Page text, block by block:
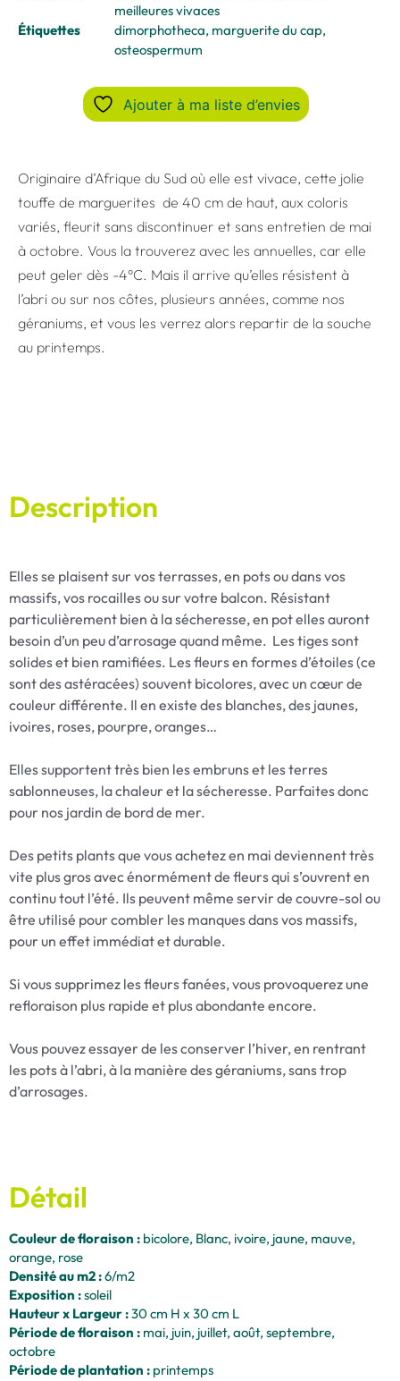
meilleures vivaces
Étiquettes
dimorphotheca, marguerite du cap,
osteospermum
Ajouter à ma liste d’envies
Originaire d’Afrique du Sud où elle est vivace, cette jolie
touffe de marguerites de 40 cm de haut, aux coloris
variés, fleurit sans discontinuer et sans entretien de mai
à octobre. Vous la trouverez avec les annuelles, car elle
peut geler dès -4°C. Mais il arrive qu’elles résistent à
l’abri ou sur nos côtes, plusieurs années, comme nos
géraniums, et vous les verrez alors repartir de la souche
au printemps.
Description
Elles se plaisent sur vos terrasses, en pots ou dans vos
massifs, vos rocailles ou sur votre balcon. Résistant
particulièrement bien à la sécheresse, en pot elles auront
besoin d’un peu d’arrosage quand même. Les tiges sont
solides et bien ramifiées. Les fleurs en formes d’étoiles (ce
sont des astéracées) souvent bicolores, avec un cœur de
couleur différente. Il en existe des blanches, des jaunes,
ivoires, roses, pourpre, oranges…
Elles supportent très bien les embruns et les terres
sablonneuses, la chaleur et la sécheresse. Parfaites donc
pour nos jardin de bord de mer.
Des petits plants que vous achetez en mai deviennent très
vite plus gros avec énormément de fleurs qui s’ouvrent en
continu tout l’été. Ils peuvent même servir de couvre-sol ou
être utilisé pour combler les manques dans vos massifs,
pour un effet immédiat et durable.
Si vous supprimez les fleurs fanées, vous provoquerez une
refloraison plus rapide et plus abondante encore.
Vous pouvez essayer de les conserver l’hiver, en rentrant
les pots à l’abri, à la manière des géraniums, sans trop
d’arrosages.
Détail
Couleur de floraison : bicolore, Blanc, ivoire, jaune, mauve,
orange, rose
Densité au m2 :6/m2
Exposition :soleil
Hauteur x Largeur :30 cm H x 30 cm L
Période de floraison : mai, juin, juillet, août, septembre,
octobre
Période de plantation : printemps